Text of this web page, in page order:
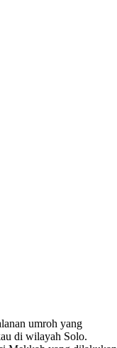
umroh yang
di wilayah Solo.